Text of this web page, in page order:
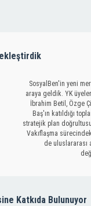
SosyalBen'in yeni
araya geldik. YK
İbrahim Betil, Özge
Baş'ın katıldığı
stratejik plan
Vakıflaşma
de uluslararası
Katkıda Bulunuyor